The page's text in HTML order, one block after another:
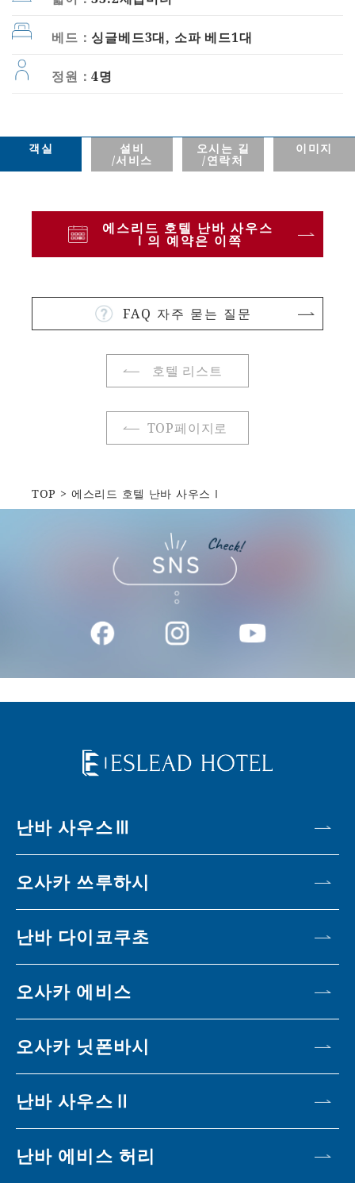
베드： 싱글베드3대, 소파 베드1대
정원：4명
객실 설비
/서비스
오시는 길
/연락처
이미지
에스리드 호텔 난바 사우스
Ⅰ의 예약은 이쪽
FAQ 자주 묻는 질문
호텔 리스트
TOP페이지로
TOP 에스리드 호텔 난바 사우스Ⅰ
난바 사우스Ⅲ
오사카 쓰루하시
난바 다이코쿠초
오사카 에비스
오사카 닛폰바시
난바 사우스Ⅱ
난바 에비스 허리